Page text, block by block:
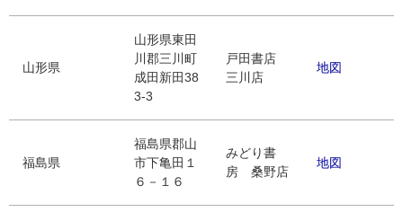
山形県
山形県東田
川郡三川町
成田新田38
3-3
戸田書店
三川店
地図
福島県
福島県郡山
市下亀田１
６－１６
みどり書
房 桑野店
地図